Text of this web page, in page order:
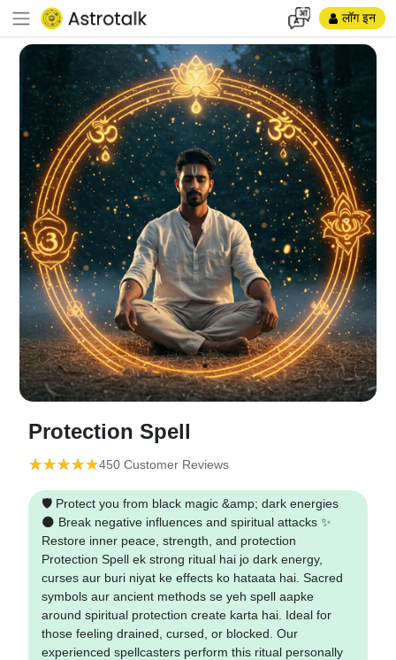
लॉग इन
Protection Spell
(*)
★
★
(*)★
★
(*) ★
★
(*) ★
★
(*) ★
★450 Customer Reviews
🛡️ Protect you from black magic &amp; dark energies
🌑 Break negative influences and spiritual attacks ✨
Restore inner peace, strength, and protection
Protection Spell ek strong ritual hai jo dark energy,
curses aur buri niyat ke effects ko hataata hai. Sacred
symbols aur ancient methods se yeh spell aapke
around spiritual protection create karta hai. Ideal for
those feeling drained, cursed, or blocked. Our
experienced spellcasters perform this ritual personally